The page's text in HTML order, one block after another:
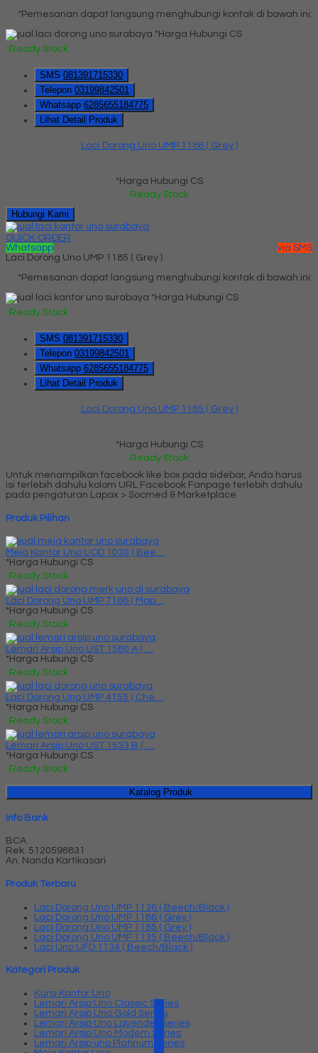
*Pemesanan dapat langsung menghubungi kontak di bawah ini:
*Harga Hubungi CS
Ready Stock
SMS 081391715330
Telepon 03199842501
Whatsapp 6285655184775
Lihat Detail Produk
Laci Dorong Uno UMP 1186 ( Grey )
*Harga Hubungi CS
Ready Stock
Hubungi Kami
QUICK ORDER
Whatsapp
via SMS
Laci Dorong Uno UMP 1185 ( Grey )
*Pemesanan dapat langsung menghubungi kontak di bawah ini:
*Harga Hubungi CS
Ready Stock
SMS 081391715330
Telepon 03199842501
Whatsapp 6285655184775
Lihat Detail Produk
Laci Dorong Uno UMP 1185 ( Grey )
*Harga Hubungi CS
Ready Stock
Untuk menampilkan facebook like box pada sidebar, Anda harus
isi terlebih dahulu kolom URL Facebook Fanpage terlebih dahulu
pada pengaturan Lapax > Socmed & Marketplace
Produk Pilihan
Meja Kantor Uno UOD 1030 ( Bee....
*Harga Hubungi CS
Ready Stock
Laci Dorong Uno UMP 7166 ( Map....
*Harga Hubungi CS
Ready Stock
Lemari Arsip Uno UST 1580 A ( ....
*Harga Hubungi CS
Ready Stock
Laci Dorong Uno UMP 4155 ( Che....
*Harga Hubungi CS
Ready Stock
Lemari Arsip Uno UST 1533 B ( ....
*Harga Hubungi CS
Ready Stock
Katalog Produk
Info Bank
BCA
Rek. 5120598831
An. Nanda Kartikasari
Produk Terbaru
Laci Dorong Uno UMP 1136 ( Beech/Black )
Laci Dorong Uno UMP 1186 ( Grey )
Laci Dorong Uno UMP 1185 ( Grey )
Laci Dorong Uno UMP 1135 ( Beech/Black )
Laci Uno UFD 1134 ( Beech/Black )
Kategori Produk
Kursi Kantor Uno
Lemari Arsip Uno Classic Series
Lemari Arsip Uno Gold Series
Lemari Arsip Uno Lavender Series
Lemari Arsip Uno Modern Series
Lemari Arsip uno Platinum Series